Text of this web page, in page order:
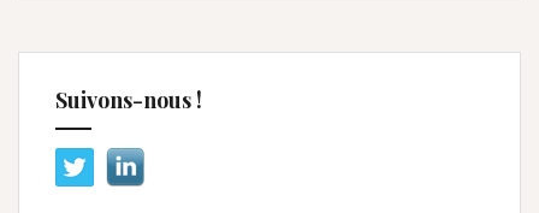
Suivons-nous !